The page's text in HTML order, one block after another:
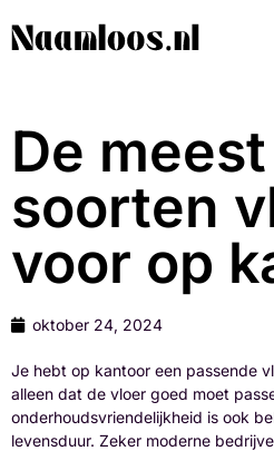
De
soorten
voor op
oktober 24, 2024
Je hebt op kantoor een passende
alleen dat de vloer goed moet
onderhoudsvriendelijkheid is ook
levensduur. Zeker moderne